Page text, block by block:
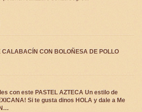
CON BOLOÑESA DE POLLO
con este PASTEL AZTECA Un estilo de
Si te gusta dinos HOLA y dale a Me